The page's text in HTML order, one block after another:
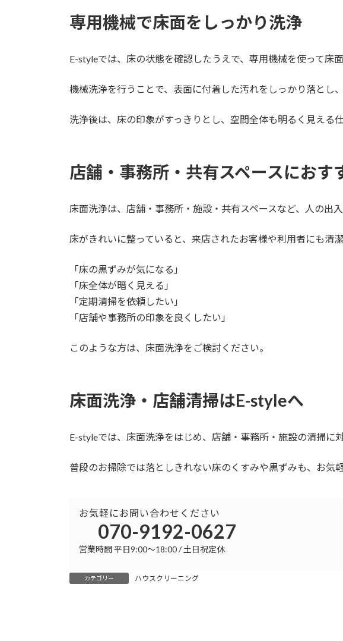
専用機械で床面をしっかり洗浄
E-styleでは、床の状態を確認したうえで、専用機械を使って床
機械洗浄を行うことで、表面に付着した汚れをしっかり落とし
洗浄後は、床の印象がすっきりとし、空間全体も明るく見える
店舗・事務所・共有スペースにおす
床面洗浄は、店舗・事務所・施設・共有スペースなど、人の出
床がきれいに整っていると、来店されたお客様や利用者にも清
「床の黒ずみが気になる」
「床全体が暗く見える」
「定期清掃を依頼したい」
「店舗や事務所の印象を良くしたい」
このような方は、床面洗浄をご検討ください。
床面洗浄・店舗清掃はE-styleへ
E-styleでは、床面洗浄をはじめ、店舗・事務所・施設の清掃に
普段のお掃除では落としきれない床のくすみや黒ずみも、お気
お気軽にお問い合わせください
070-9192-0627
営業時間 平日9:00～18:00 / 土日祝定休
カテゴリー ハウスクリーニング